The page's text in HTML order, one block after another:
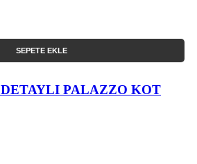
SEPETE EKLE
PALAZZO KOT